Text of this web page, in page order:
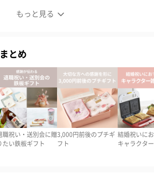
もっと見る
ア×モダンペアマグ
と、ほっぺがピンク色に変わる不思議なマ
み物もお楽しみいただけます。
ジでお届け
とめ
職祝い・送別会に贈
たい鉄板ギフト
3,000円前後のプチギ
フト
結婚祝いに
キャラクタ